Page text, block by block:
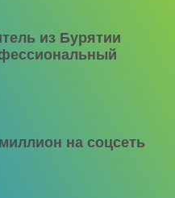
из Бурятии
на соцсеть